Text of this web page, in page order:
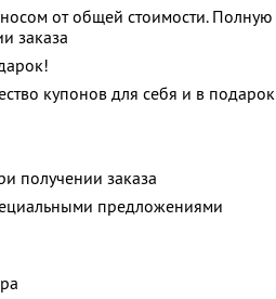
от общей стоимости. Полную
заказа
купонов для себя и в подарок
получении заказа
предложениями